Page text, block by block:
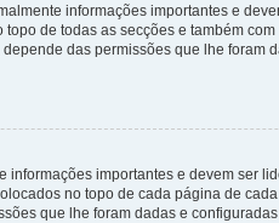
informações importantes e
de todas as secções e também
das permissões que lhe foram
informações importantes e devem ser
no topo de cada página de
que lhe foram dadas e